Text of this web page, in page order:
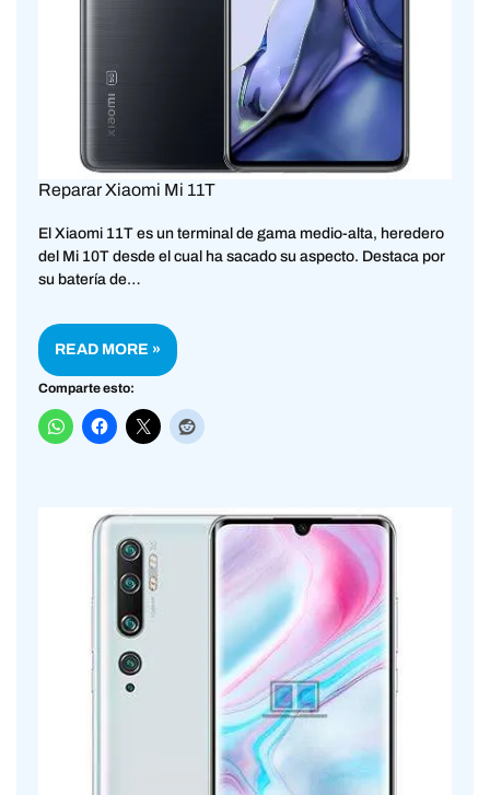
Reparar Xiaomi Mi 11T
El Xiaomi 11T es un terminal de gama medio-alta, heredero
del Mi 10T desde el cual ha sacado su aspecto. Destaca por
su batería de…
READ MORE »
Comparte esto: